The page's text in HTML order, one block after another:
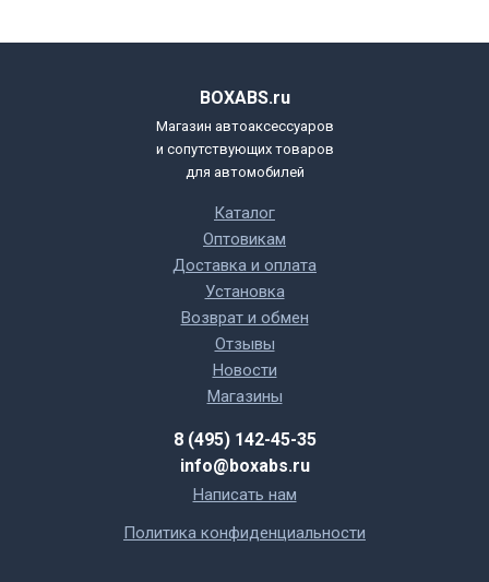
BOXABS.ru
Магазин автоаксессуаров
и сопутствующих товаров
для автомобилей
Каталог
Оптовикам
Доставка и оплата
Установка
Возврат и обмен
Отзывы
Новости
Магазины
8 (495) 142-45-35
info@boxabs.ru
Написать нам
Политика конфиденциальности